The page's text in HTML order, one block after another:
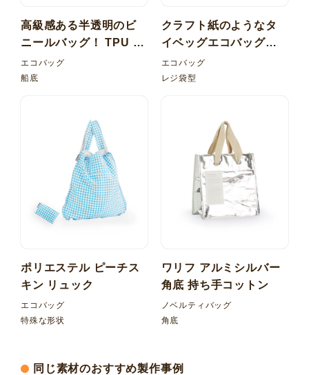
高級感ある半透明のビ
ニールバッグ！ TPU 梨
地 マルシェ型バッグ
エコバッグ
船底
クラフト紙のようなタ
イベッグエコバッグ！
レジ型 内ポケット折り
たたみ
エコバッグ
レジ袋型
ポリエステル ピーチス
キン リュック
エコバッグ
特殊な形状
ワリフ アルミシルバー
角底 持ち手コットン
ノベルティバッグ
角底
同じ素材のおすすめ製作事例